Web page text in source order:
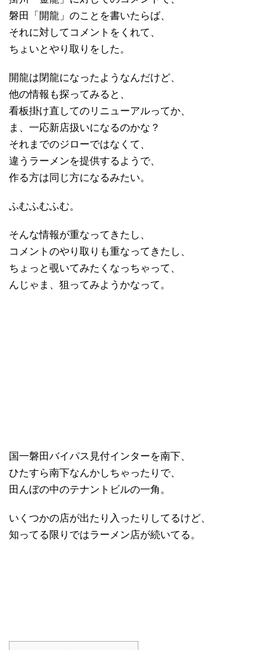
磐田「開龍」のことを書いたらば、
それに対してコメントをくれて、
ちょいとやり取りをした。
開龍は閉龍になったようなんだけど、
他の情報も探ってみると、
看板掛け直してのリニューアルってか、
ま、一応新店扱いになるのかな？
それまでのジローではなくて、
違うラーメンを提供するようで、
作る方は同じ方になるみたい。
ふむふむふむ。
そんな情報が重なってきたし、
コメントのやり取りも重なってきたし、
ちょっと覗いてみたくなっちゃって、
んじゃま、狙ってみようかなって。
国一磐田バイパス見付インターを南下、
ひたすら南下なんかしちゃったりで、
田んぼの中のテナントビルの一角。
いくつかの店が出たり入ったりしてるけど、
知ってる限りではラーメン店が続いてる。